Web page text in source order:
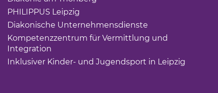
PHILIPPUS Leipzig
Diakonische Unternehmensdienste
Kompetenzzentrum für Vermittlung und
Integration
Inklusiver Kinder- und Jugendsport in Leipzig